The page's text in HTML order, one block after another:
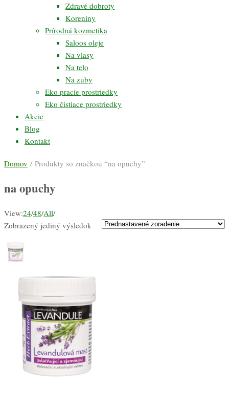
Zdravé dobroty
Koreniny
Prírodná kozmetika
Saloos oleje
Na vlasy
Na telo
Na zuby
Eko pracie prostriedky
Eko čistiace prostriedky
Akcie
Blog
Kontakt
Domov / Produkty so značkou “na opuchy”
na opuchy
View:24/48/All/
Zobrazený jediný výsledok